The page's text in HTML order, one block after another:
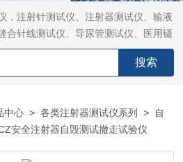
，注射针测试仪、注射器测试仪、输液
合针线测试仪、导尿管测试仪、医用镊
、针灸针测试仪、留置针测试仪
中心 >各类注射器测试仪系列 > 自
安全注射器自毁测试撤走试验仪